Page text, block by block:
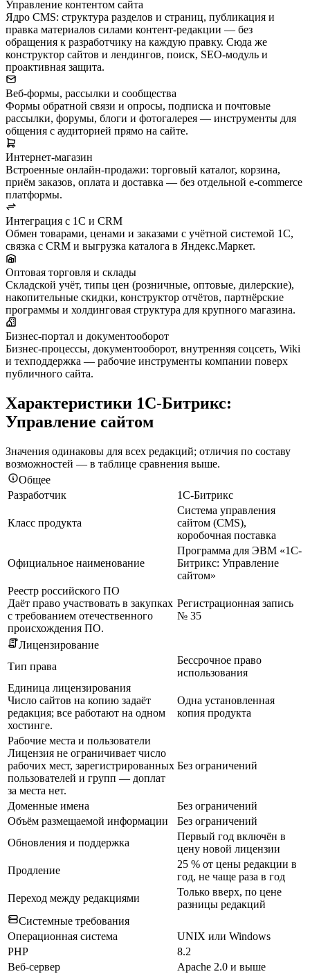
Управление контентом сайта
Ядро CMS: структура разделов и страниц, публикация и
правка материалов силами контент-редакции — без
обращения к разработчику на каждую правку. Сюда же
конструктор сайтов и лендингов, поиск, SEO-модуль и
проактивная защита.
Веб-формы, рассылки и сообщества
Формы обратной связи и опросы, подписка и почтовые
рассылки, форумы, блоги и фотогалерея — инструменты для
общения с аудиторией прямо на сайте.
Интернет-магазин
Встроенные онлайн-продажи: торговый каталог, корзина,
приём заказов, оплата и доставка — без отдельной e-commerce
платформы.
Интеграция с 1С и CRM
Обмен товарами, ценами и заказами с учётной системой 1С,
связка с CRM и выгрузка каталога в Яндекс.Маркет.
Оптовая торговля и склады
Складской учёт, типы цен (розничные, оптовые, дилерские),
накопительные скидки, конструктор отчётов, партнёрские
программы и холдинговая структура для крупного магазина.
Бизнес-портал и документооборот
Бизнес-процессы, документооборот, внутренняя соцсеть, Wiki
и техподдержка — рабочие инструменты компании поверх
публичного сайта.
Характеристики 1С-Битрикс:
Управление сайтом
Значения одинаковы для всех редакций; отличия по составу
возможностей — в таблице сравнения выше.
Общее
Разработчик
1С-Битрикс
Класс продукта
Система управления
сайтом (CMS),
коробочная поставка
Официальное наименование
Программа для ЭВМ «1С-
Битрикс: Управление
сайтом»
Реестр российского ПО
Даёт право участвовать в закупках
с требованием отечественного
происхождения ПО.
Регистрационная запись
№ 35
Лицензирование
Тип права
Бессрочное право
использования
Единица лицензирования
Число сайтов на копию задаёт
редакция; все работают на одном
хостинге.
Одна установленная
копия продукта
Рабочие места и пользователи
Лицензия не ограничивает число
рабочих мест, зарегистрированных
пользователей и групп — доплат
за места нет.
Без ограничений
Доменные имена
Без ограничений
Объём размещаемой информации
Без ограничений
Обновления и поддержка
Первый год включён в
цену новой лицензии
Продление
25 % от цены редакции в
год, не чаще раза в год
Переход между редакциями
Только вверх, по цене
разницы редакций
Системные требования
Операционная система
UNIX или Windows
PHP
8.2
Веб-сервер
Apache 2.0 и выше